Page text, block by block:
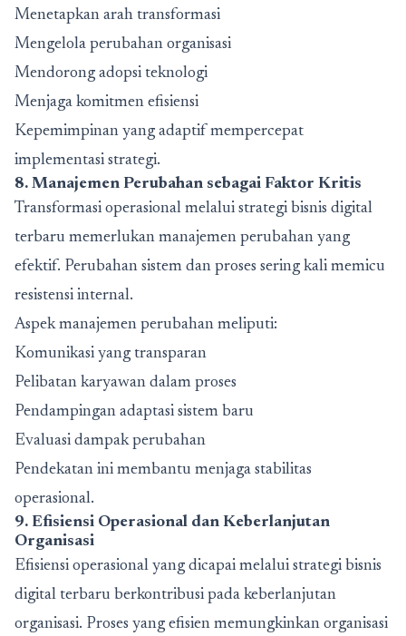
Menetapkan arah transformasi
Mengelola perubahan organisasi
Mendorong adopsi teknologi
Menjaga komitmen efisiensi
Kepemimpinan yang adaptif mempercepat
implementasi strategi.
8. Manajemen Perubahan sebagai Faktor Kritis
Transformasi operasional melalui strategi bisnis digital
terbaru memerlukan manajemen perubahan yang
efektif. Perubahan sistem dan proses sering kali memicu
resistensi internal.
Aspek manajemen perubahan meliputi:
Komunikasi yang transparan
Pelibatan karyawan dalam proses
Pendampingan adaptasi sistem baru
Evaluasi dampak perubahan
Pendekatan ini membantu menjaga stabilitas
operasional.
9. Efisiensi Operasional dan Keberlanjutan
Organisasi
Efisiensi operasional yang dicapai melalui strategi bisnis
digital terbaru berkontribusi pada keberlanjutan
organisasi. Proses yang efisien memungkinkan organisasi